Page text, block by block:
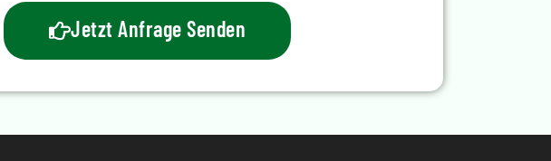
Jetzt Anfrage Senden